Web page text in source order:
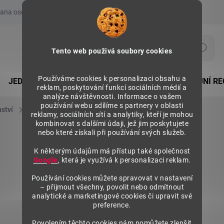
Tento web použivá soubory cookies
Používáme cookies k personalizaci obsahu a
reklam, poskytování funkcí sociálních médií a
analýze návštěvnosti. Informace o vašem
používání webu sdílíme s partnery v oblasti
reklamy, sociálních sítí a analytiky, kteří je mohou
kombinovat s dalšími údaji, jež jim poskytujete
nebo které získali při používání svých služeb.
K některým údajům má přístup také společnost
Google, která je využívá k personalizaci reklam.
Používání cookies můžete spravovat v nastavení
– přijmout všechny, povolit nebo odmítnout
analytické a marketingové cookies či upravit své
preference.
osobních údajů Prohlášení o používání COOKIES
Hledat
JEDNOSTRANNÉ REGÁLY OBOUSTRANNÉ PRODEJNÍ
Police regálů Police drátěná RDE 1250x660 mm